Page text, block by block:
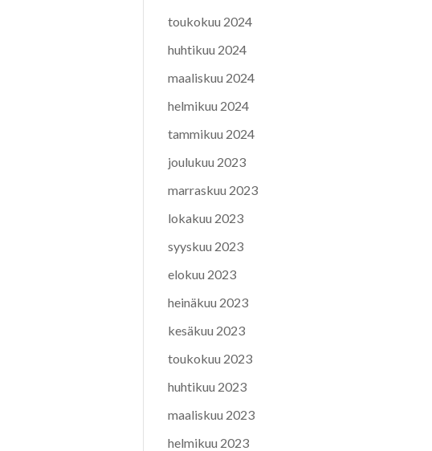
toukokuu 2024
huhtikuu 2024
maaliskuu 2024
helmikuu 2024
tammikuu 2024
joulukuu 2023
marraskuu 2023
lokakuu 2023
syyskuu 2023
elokuu 2023
heinäkuu 2023
kesäkuu 2023
toukokuu 2023
huhtikuu 2023
maaliskuu 2023
helmikuu 2023